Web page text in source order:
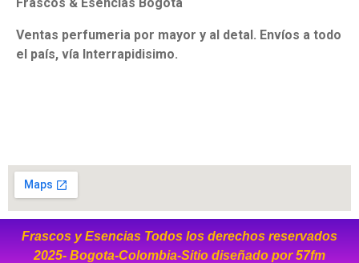
Ventas perfumeria por mayor y al detal. Envíos a todo
el país, vía Interrapidisimo.
Frascos y Esencias Todos los derechos reservados
2025- Bogota-Colombia-Sitio diseñado por57fm